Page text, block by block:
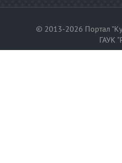
© 2013-2026 Портал
ГАУК